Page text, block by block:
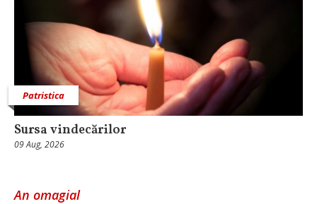
Patristica
Sursa vindecărilor
09 Aug, 2026
An omagial